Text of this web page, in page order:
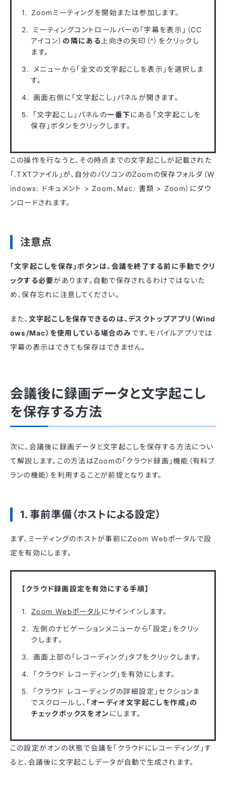
Zoomミーティングを開始または参加します。
ミーティングコントロールバーの「字幕を表示」（CC
アイコン） の隣にある 上向きの矢印（^）をクリックし
ます。
メニューから「全文の文字起こしを表示」を選択しま
す。
画面右側に「文字起こし」パネルが開きます。
「文字起こし」パネルの一番下にある「文字起こしを
保存」ボタンをクリックします。
この操作を行なうと、その時点までの文字起こしが記載された
「.TXTファイル」が、自分のパソコンのZoomの保存フォルダ（W
indows: ドキュメント > Zoom、Mac: 書類 > Zoom）にダウ
ンロードされます。
注意点
「文字起こしを保存」ボタンは、会議を終了する前に手動でクリ
ックする必要があります。自動で保存されるわけではないた
め、保存忘れに注意してください。
また、 文字起こしを保存できるのは、デスクトップアプリ（Wind
ows/Mac）を使用している場合のみです。モバイルアプリでは
字幕の表示はできても保存はできません。
会議後に録画データと文字起こし
を保存する方法
次に、会議後に録画データと文字起こしを保存する方法につい
て解説します。この方法はZoomの「クラウド録画」機能（有料プ
ランの機能）を利用することが前提となります。
1. 事前準備（ホストによる設定）
まず、ミーティングのホストが事前にZoom Webポータルで設
定を有効にします。
【クラウド録画設定を有効にする手順】
Zoom Webポータル にサインインします。
左側のナビゲーションメニューから「設定」をクリッ
クします。
画面上部の「レコーディング」タブをクリックします。
「クラウド レコーディング」を有効にします。
「クラウド レコーディングの詳細設定」セクションま
でスクロールし、 「オーディオ文字起こしを作成」の
チェックボックスをオン にします。
この設定がオンの状態で会議を「クラウドにレコーディング」す
ると、会議後に文字起こしデータが自動で生成されます。